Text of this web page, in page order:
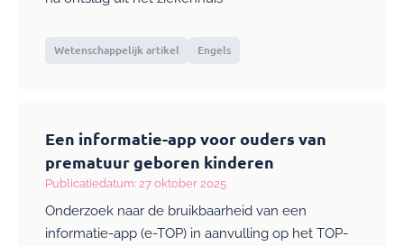
Wetenschappelijk artikel Engels
Een informatie-app voor ouders van
prematuur geboren kinderen
Publicatiedatum: 27 oktober 2025
Onderzoek naar de bruikbaarheid van een
informatie-app (e-TOP) in aanvulling op het TOP-